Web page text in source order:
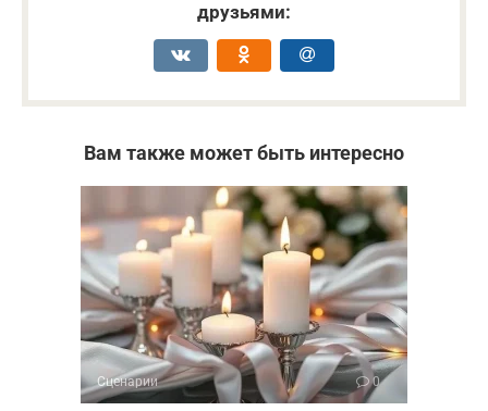
друзьями:
Вам также может быть интересно
Сценарии 0